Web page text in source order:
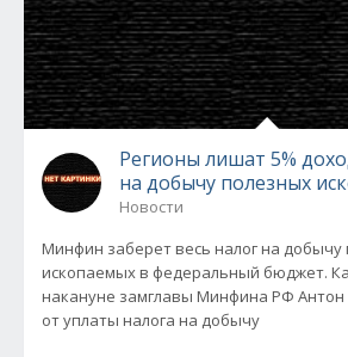
Регионы лишат 5%
на добычу полезных
Новости
Минфин заберет весь налог на добычу
ископаемых в федеральный бюджет.
накануне замглавы Минфина РФ Антон
от уплаты налога на добычу